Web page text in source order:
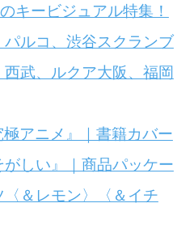
キービジュアル特集！
ルコ、渋谷スクランブ
武、ルクア大阪、福岡
極アニメ』｜書籍カバー
がしい』｜商品パッケー
＆レモン〉〈＆イチ